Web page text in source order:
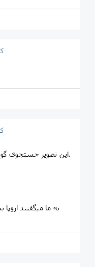
❌ این تصویر جستجوی گوگل کلیدواژه "هیزم" در آلمان است.
به ما میگفتند